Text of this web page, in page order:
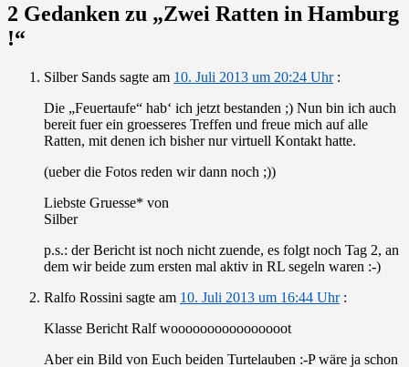
2 Gedanken zu „Zwei Ratten in Hamburg
!“
Silber Sands sagte am 10. Juli 2013 um 20:24 Uhr :
Die „Feuertaufe“ hab‘ ich jetzt bestanden ;) Nun bin ich auch
bereit fuer ein groesseres Treffen und freue mich auf alle
Ratten, mit denen ich bisher nur virtuell Kontakt hatte.
(ueber die Fotos reden wir dann noch ;))
Liebste Gruesse* von
Silber
p.s.: der Bericht ist noch nicht zuende, es folgt noch Tag 2, an
dem wir beide zum ersten mal aktiv in RL segeln waren :-)
Ralfo Rossini sagte am 10. Juli 2013 um 16:44 Uhr :
Klasse Bericht Ralf woooooooooooooooot
Aber ein Bild von Euch beiden Turtelauben :-P wäre ja schon